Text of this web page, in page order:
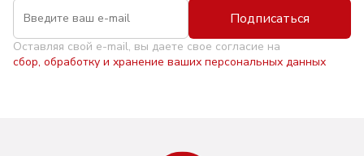
Подписаться
Оставляя свой e-mail, вы даете свое согласие на
сбор, обработку и хранение ваших персональных данных